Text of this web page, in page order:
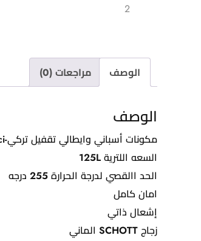
الوصف مراجعات (0)
الوصف
مكونات أسباني وايطالي تقفيل تركي-sapaf-copreci
السعه اللترية 125L
الحد االقصي لدرجة الحرارة 255 درجه
امان كامل
إشعال ذاتي
زجاج SCHOTT الماني